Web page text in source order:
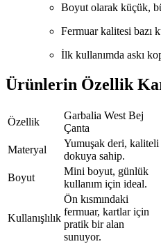
Boyut olarak küçük,
Fermuar kalitesi bazı
İlk kullanımda askı
Ürünlerin Özellik
Özellik
Garbalia West Bej
Çanta
Materyal
Yumuşak deri, kaliteli
dokuya sahip.
Boyut
Mini boyut, günlük
kullanım için ideal.
Kullanışlılık
Ön kısmındaki
fermuar, kartlar için
pratik bir alan
sunuyor.